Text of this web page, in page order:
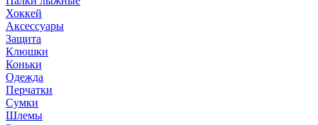
Хоккей
Аксессуары
Защита
Клюшки
Коньки
Одежда
Перчатки
Сумки
Шлемы